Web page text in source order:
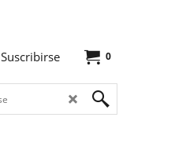
0
Suscribirse